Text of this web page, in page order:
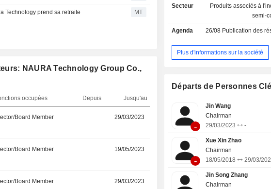
Technology prend sa retraite MT
NAURA Technology Group Co.,
occupées Depuis Jusqu'au
Board Member 29/03/2023 27/08/2025
Board Member 19/05/2023 27/08/2025
Board Member 29/03/2023 16/05/2025
Secteur
Produits associés à
semi-
Agenda 26/08 Publication des résultats
Plus d'informations sur la société
Départs de Personnes
-
Jin Wang
Chairman
29/03/2023
-
-
Xue Xin Zhao
Chairman
18/05/2018
29/03/
Jin Song Zhang
Chairman